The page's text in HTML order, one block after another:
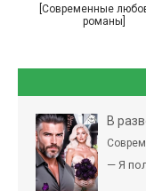
[Современные
романы]
В
— Я